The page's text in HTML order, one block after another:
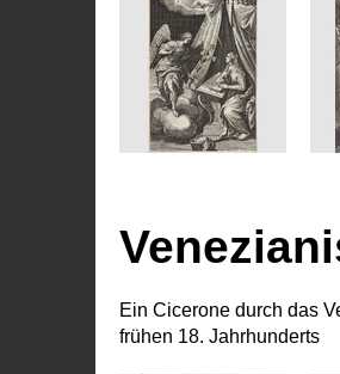
Ein Cicerone durch das
frühen 18. Jahrhunderts